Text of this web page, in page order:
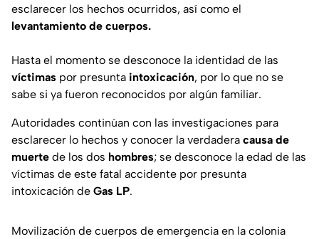
esclarecer los hechos ocurridos, así como el
levantamiento de cuerpos.
Hasta el momento se desconoce la identidad de las
víctimas por presunta intoxicación, por lo que no se
sabe si ya fueron reconocidos por algún familiar.
Autoridades continúan con las investigaciones para
esclarecer lo hechos y conocer la verdadera causa de
muerte de los dos hombres; se desconoce la edad de las
víctimas de este fatal accidente por presunta
intoxicación de Gas LP.
Movilización de cuerpos de emergencia en la colonia